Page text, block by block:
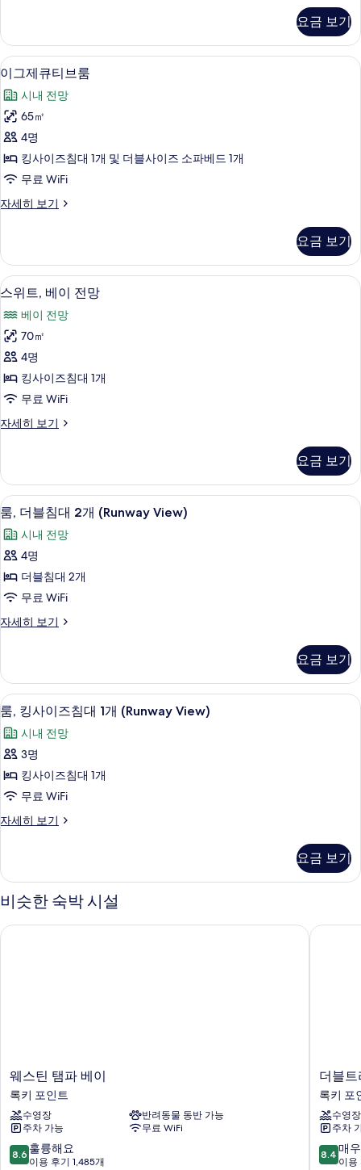
모
두
보
기
히
보
기
보
기
자
세
히
보
기
요금 보기
이
그
제
큐
티
브
사
모
두
보
기
고급 침구, 객실 내 금고, 책상, 암막 커튼
7
이그제큐티브룸
시내 전망
65㎡
4명
킹사이즈침대 1개 및 더블사이즈 소파베드 1개
무료 WiFi
자세히 보기
이
티
브
룸
세
히
보
기
요금 보기
스
트,
베
이
전
사
모
두
보
기
고급 침구, 객실 내 금고, 책상, 암막 커튼
8
스위트, 베이 전망
베이 전망
70㎡
4명
킹사이즈침대 1개
무료 WiFi
자세히 보기
스
이
전
망
자
세
히
기
요금 보기
룸,
더
블
침
대
개
사
진
모
두
보
기
고급 침구, 객실 내 금고, 책상, 암막 커튼
7
룸, 더블침대 2개 (Runway View)
시내 전망
4명
더블침대 2개
무료 WiFi
자세히 보기
룸,
대
개
(Runway
View)
자
히
보
요금 보기
룸,
킹
사
이
즈
대
개
(Runway
View)
사
고급 침구, 객실 내 금고, 책상, 암막 커튼
8
룸, 킹사이즈침대 1개 (Runway View)
시내 전망
3명
킹사이즈침대 1개
무료 WiFi
자세히 보기
룸,
즈
침
대
개
요금 보기
비슷한 숙박 시설
웨
스
틴
탬
파
베
이
웨스틴 탬파 베이
록키 포인트
수영장
반려동물 동반 가능
주차 가능
무료 WiFi
10
점
8.6 훌륭해요
이용 후기 1,485개
웨스틴 탬파 베이
더
블
트
리
바
이
힐
더블
록키 포
수영장
주차
10
점
8.4 매
이용
더블트